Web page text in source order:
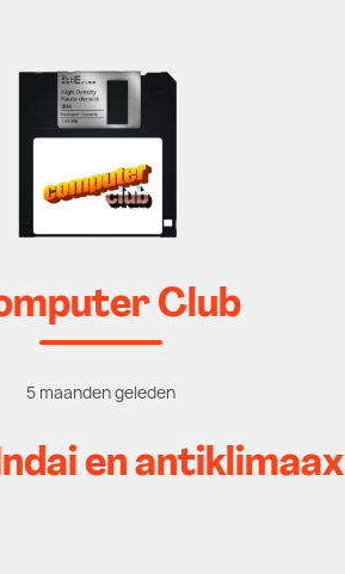
Club
5 maanden geleden
en antiklimaax